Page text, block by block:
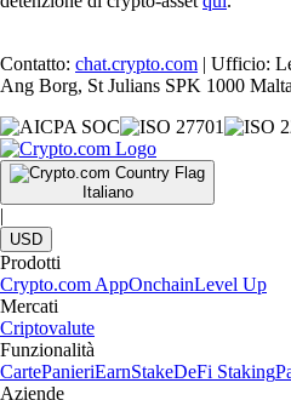
Contatto: chat.crypto.com | Ufficio:
Ang Borg, St Julians SPK 1000
Italiano
|
USD
Prodotti
Crypto.com AppOnchainLevel Up
Mercati
Criptovalute
Funzionalità
CartePanieriEarnStakeDeFi Staking
Aziende